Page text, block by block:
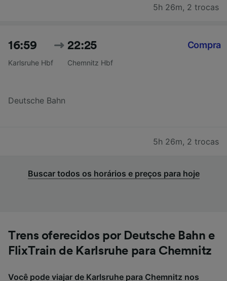
5h 26m, 2 trocas
16:59
Karlsruhe Hbf
22:25
Chemnitz Hbf
Deutsche Bahn
Compra
5h 26m, 2 trocas
Buscar todos os horários e preços para hoje
Trens oferecidos por Deutsche Bahn e
FlixTrain de Karlsruhe para Chemnitz
Você pode viajar de Karlsruhe para Chemnitz nos